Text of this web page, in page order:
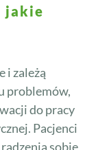
jakie
i zależą
problemów,
do pracy
Pacjenci
sobie